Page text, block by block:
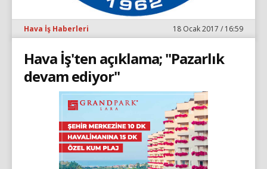
Hava İş Haberleri 18 Ocak 2017 / 16:59
Hava İş'ten açıklama; "Pazarlık
devam ediyor"